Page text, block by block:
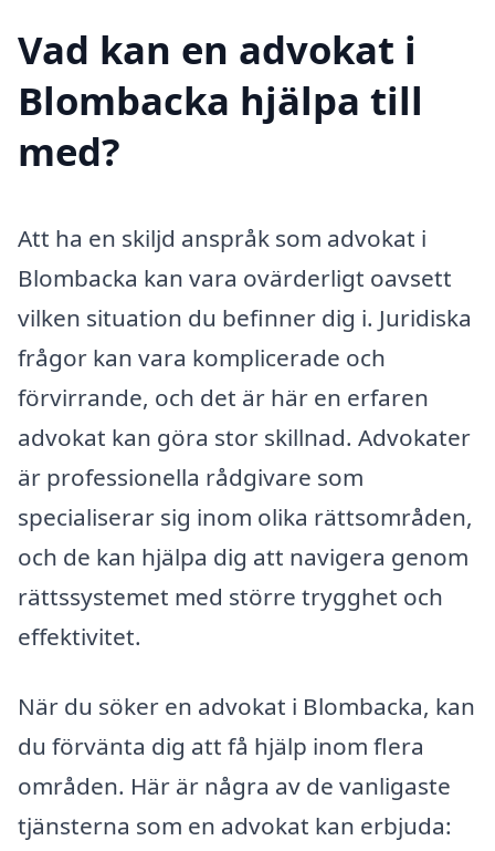
Vad kan en advokat i
Blombacka hjälpa till
med?
Att ha en skiljd anspråk som advokat i
Blombacka kan vara ovärderligt oavsett
vilken situation du befinner dig i. Juridiska
frågor kan vara komplicerade och
förvirrande, och det är här en erfaren
advokat kan göra stor skillnad. Advokater
är professionella rådgivare som
specialiserar sig inom olika rättsområden,
och de kan hjälpa dig att navigera genom
rättssystemet med större trygghet och
effektivitet.
När du söker en advokat i Blombacka, kan
du förvänta dig att få hjälp inom flera
områden. Här är några av de vanligaste
tjänsterna som en advokat kan erbjuda: